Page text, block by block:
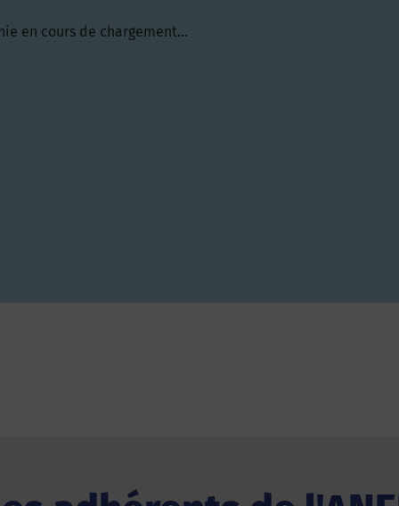
en cours de chargement...